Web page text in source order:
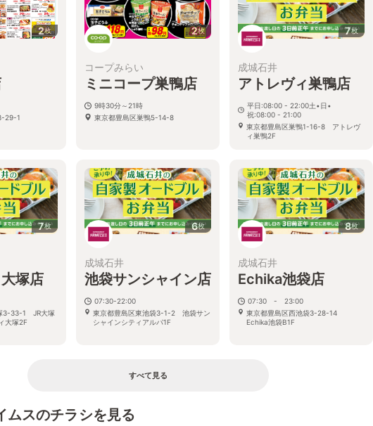
2枚
29-1
2枚
コープみらい
ミニコープ巣鴨店
9時30分～21時
東京都豊島区巣鴨5-14-8
7枚
成城石井
アトレヴィ巣鴨店
平日:08:00 - 22:00土•日•
祝:08:00 - 21:00
東京都豊島区巣鴨1-16-8 アトレヴ
ィ巣鴨2F
7枚
塚店
3-33-1 JR大塚
大塚2F
6枚
成城石井
池袋サンシャイン店
07:30-22:00
東京都豊島区東池袋3-1-2 池袋サン
シャインシティアルパ1F
8枚
成城石井
Echika池袋店
07:30 - 23:00
東京都豊島区西池袋3-28-14
Echika池袋B1F
すべて見る
ムスのチラシを見る